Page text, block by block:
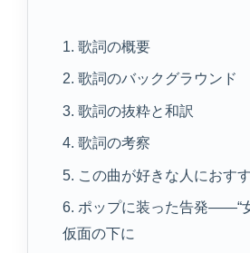
1. 歌詞の概要
2. 歌詞のバックグラウンド
3. 歌詞の抜粋と和訳
4. 歌詞の考察
5. この曲が好きな人におす
6. ポップに装った告発――“
仮面の下に